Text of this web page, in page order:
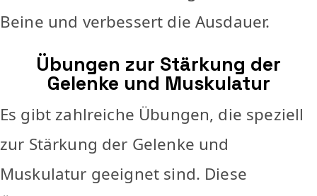
Beine und verbessert die Ausdauer.
Übungen zur Stärkung der
Gelenke und Muskulatur
Es gibt zahlreiche Übungen, die speziell
zur Stärkung der Gelenke und
Muskulatur geeignet sind. Diese